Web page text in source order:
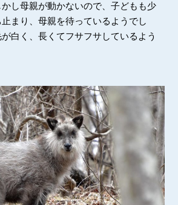
し母親が動かないので、子どもも少
まり、母親を待っているようでし
白く、長くてフサフサしているよう